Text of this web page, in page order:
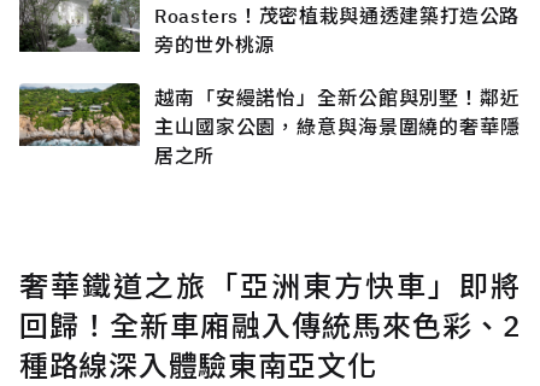
Roasters！茂密植栽與通透建築打造公路
旁的世外桃源
越南「安縵諾怡」全新公館與別墅！鄰近
主山國家公園，綠意與海景圍繞的奢華隱
居之所
奢華鐵道之旅「亞洲東方快車」即將
回歸！全新車廂融入傳統馬來色彩、2
種路線深入體驗東南亞文化